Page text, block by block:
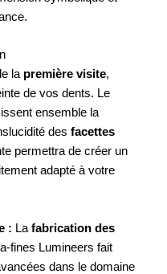
la première visite,
de vos dents. Le
ensemble la
des facettes
permettra de créer un
adapté à votre
: La fabrication des
fines Lumineers fait
dans le domaine